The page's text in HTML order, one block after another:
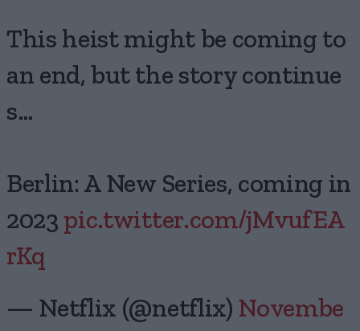
This heist might be coming to
an end, but the story continue
s…
Berlin: A New Series, coming in
2023 pic.twitter.com/jMvufEA
rKq
— Netflix (@netflix) Novembe